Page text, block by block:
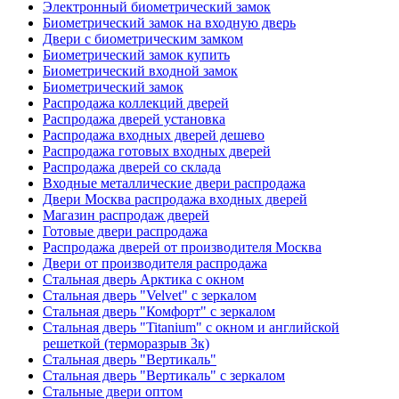
Электронный биометрический замок
Биометрический замок на входную дверь
Двери с биометрическим замком
Биометрический замок купить
Биометрический входной замок
Биометрический замок
Распродажа коллекций дверей
Распродажа дверей установка
Распродажа входных дверей дешево
Распродажа готовых входных дверей
Распродажа дверей со склада
Входные металлические двери распродажа
Двери Москва распродажа входных дверей
Магазин распродаж дверей
Готовые двери распродажа
Распродажа дверей от производителя Москва
Двери от производителя распродажа
Стальная дверь Арктика с окном
Стальная дверь "Velvet" с зеркалом
Стальная дверь "Комфорт" с зеркалом
Стальная дверь "Titanium" с окном и английской
решеткой (терморазрыв 3к)
Стальная дверь "Вертикаль"
Стальная дверь "Вертикаль" с зеркалом
Стальные двери оптом